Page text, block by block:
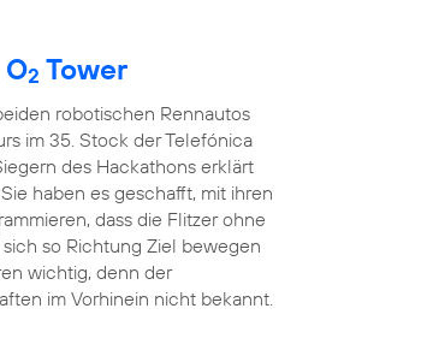
2 Tower
robotischen Rennautos
im 35. Stock der Telefónica
des Hackathons erklärt
haben es geschafft, mit ihren
dass die Flitzer ohne
so Richtung Ziel bewegen
wichtig, denn der
im Vorhinein nicht bekannt.